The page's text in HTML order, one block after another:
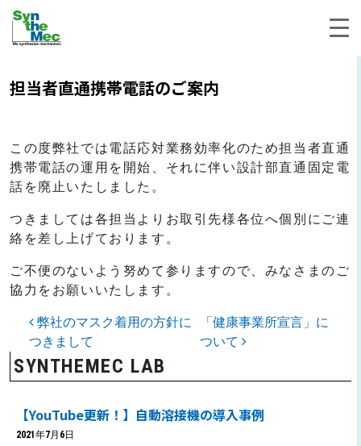
担当者直通携帯電話のご案内
この度弊社では電話応対業務効率化のため担当者直通
携帯電話の運用を開始、それに伴い設計部直通固定電
話を廃止いたしました。
つきましては各担当よりお取引先様各位へ個別にご連
絡を差し上げております。
ご不便のないよう努めて参りますので、みなさまのご
協力をお願いいたします。
投稿ナビゲーション
弊社のマスク着用の方針に
つきまして
「健康事業所宣言」に
ついて
SYNTHEMEC LAB
【YouTube更新！】自動溶接機の導入事例
2021年7月6日